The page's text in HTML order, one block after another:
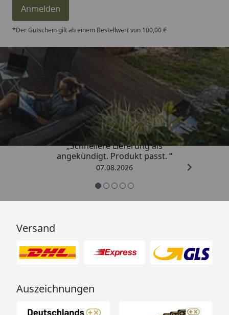
Anmelden
*Der Gutschein gilt ab einem Bestellwert von 100,00 €
Trusted Shops
4,81/ 5
„Schnellere Lieferung als
angekündigt. Produkt passt. “
07.08.2026
Versand
Auszeichnungen